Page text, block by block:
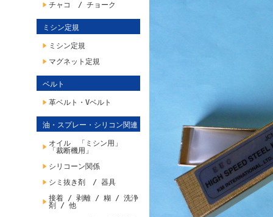
チャコ / チョーク
ミシン定規
ミシン定規
マグネット定規
ベルト
革ベルト・Vベルト
油・スプレー・シリコン関連
オイル 「ミシン用」
「裁断機用」
シリコーン関係
シミ抜き剤 / 器具
接着 / 剥離 / 糊 / 洗浄
剤 / 他